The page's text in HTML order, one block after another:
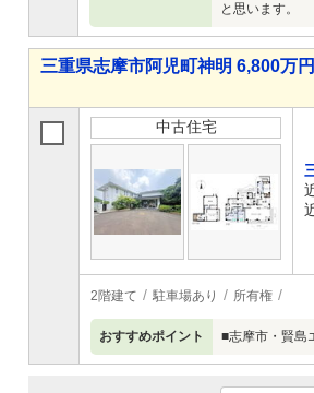
と思います。
三重県志摩市阿児町神明 6,800万
中古住宅
2階建て 駐車場あり 所有権
おすすめポイント ■志摩市・賢島